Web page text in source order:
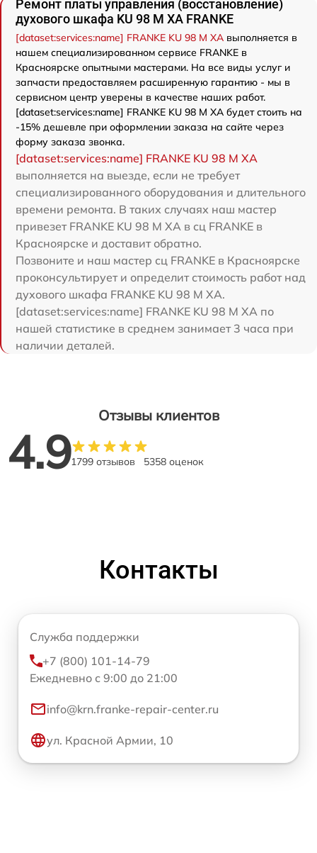
Ремонт платы управления (восстановление)
духового шкафа KU 98 M XA FRANKE
[dataset:services:name] FRANKE KU 98 M XA выполняется в
нашем специализированном сервисе FRANKE в
Красноярске опытными мастерами. На все виды услуг и
запчасти предоставляем расширенную гарантию - мы в
сервисном центр уверены в качестве наших работ.
[dataset:services:name] FRANKE KU 98 M XA будет стоить на
-15% дешевле при оформлении заказа на сайте через
форму заказа звонка.
[dataset:services:name] FRANKE KU 98 M XA
выполняется на выезде, если не требует
специализированного оборудования и длительного
времени ремонта. В таких случаях наш мастер
привезет FRANKE KU 98 M XA в сц FRANKE в
Красноярске и доставит обратно.
Позвоните и наш мастер сц FRANKE в Красноярске
проконсультирует и определит стоимость работ над
духового шкафа FRANKE KU 98 M XA.
[dataset:services:name] FRANKE KU 98 M XA по
нашей статистике в среднем занимает 3 часа при
наличии деталей.
Отзывы клиентов
4.91799 отзывов 5358 оценок
Контакты
Служба поддержки
+7 (800) 101-14-79
Ежедневно с 9:00 до 21:00
info@krn.franke-repair-center.ru
ул. Красной Армии, 10